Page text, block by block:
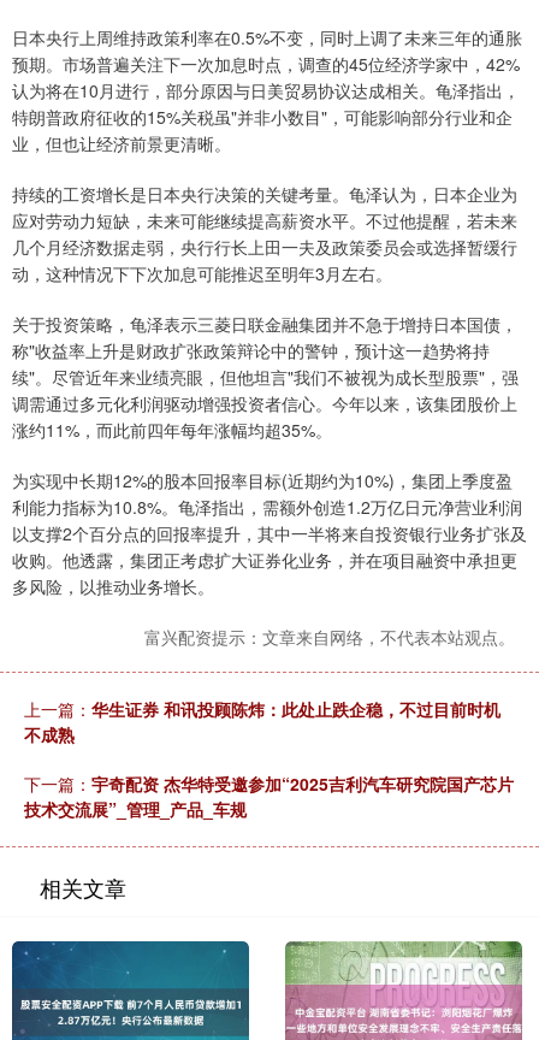
日本央行上周维持政策利率在0.5%不变，同时上调了未来三年的通胀
预期。市场普遍关注下一次加息时点，调查的45位经济学家中，42%
认为将在10月进行，部分原因与日美贸易协议达成相关。龟泽指出，
特朗普政府征收的15%关税虽"并非小数目"，可能影响部分行业和企
业，但也让经济前景更清晰。
持续的工资增长是日本央行决策的关键考量。龟泽认为，日本企业为
应对劳动力短缺，未来可能继续提高薪资水平。不过他提醒，若未来
几个月经济数据走弱，央行行长上田一夫及政策委员会或选择暂缓行
动，这种情况下下次加息可能推迟至明年3月左右。
关于投资策略，龟泽表示三菱日联金融集团并不急于增持日本国债，
称"收益率上升是财政扩张政策辩论中的警钟，预计这一趋势将持
续"。尽管近年来业绩亮眼，但他坦言"我们不被视为成长型股票"，强
调需通过多元化利润驱动增强投资者信心。今年以来，该集团股价上
涨约11%，而此前四年每年涨幅均超35%。
为实现中长期12%的股本回报率目标(近期约为10%)，集团上季度盈
利能力指标为10.8%。龟泽指出，需额外创造1.2万亿日元净营业利润
以支撑2个百分点的回报率提升，其中一半将来自投资银行业务扩张及
收购。他透露，集团正考虑扩大证券化业务，并在项目融资中承担更
多风险，以推动业务增长。
富兴配资提示：文章来自网络，不代表本站观点。
上一篇： 华生证券 和讯投顾陈炜：此处止跌企稳，不过目前时机
不成熟
下一篇： 宇奇配资 杰华特受邀参加“2025吉利汽车研究院国产芯片
技术交流展”_管理_产品_车规
相关文章